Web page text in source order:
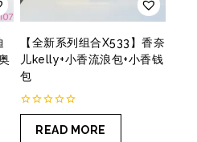
【全新系列组合X533】香奈
儿kelly+小香流浪包+小香钱
包
0
READ MORE